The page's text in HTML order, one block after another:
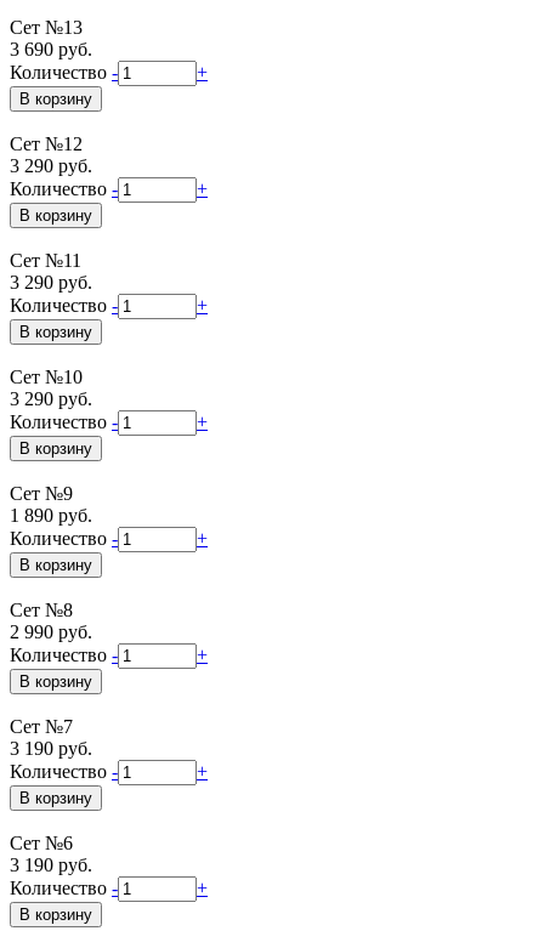
Сет №13
3 690 руб.
Количество - +
Сет №12
3 290 руб.
Количество - +
Сет №11
3 290 руб.
Количество - +
Сет №10
3 290 руб.
Количество - +
Сет №9
1 890 руб.
Количество - +
Сет №8
2 990 руб.
Количество - +
Сет №7
3 190 руб.
Количество - +
Сет №6
3 190 руб.
Количество - +